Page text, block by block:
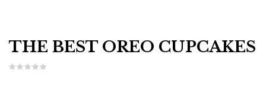
THE BEST OREO CUPCAKES